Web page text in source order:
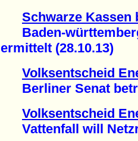
Schwarze Kassen
Baden-
ermittelt (28.10.13)
Volksentscheid
Berliner Senat
Volksentscheid
Vattenfall will